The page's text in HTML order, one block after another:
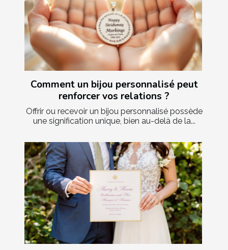
Comment un bijou personnalisé peut
renforcer vos relations ?
Offrir ou recevoir un bijou personnalisé possède
une signification unique, bien au-delà de la...